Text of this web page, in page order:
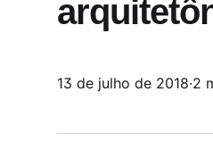
13 de julho de 2018·2